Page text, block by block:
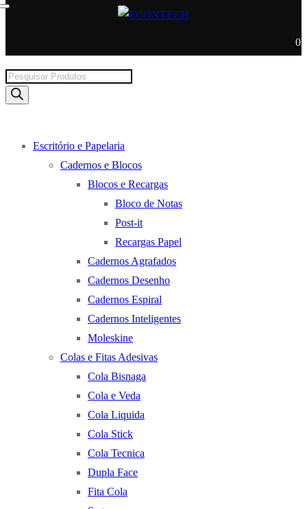
0
Products
search
Escritório e Papelaria
Cadernos e Blocos
Blocos e Recargas
Bloco de Notas
Post-it
Recargas Papel
Cadernos Agrafados
Cadernos Desenho
Cadernos Espiral
Cadernos Inteligentes
Moleskine
Colas e Fitas Adesivas
Cola Bisnaga
Cola e Veda
Cola Liquida
Cola Stick
Cola Tecnica
Dupla Face
Fita Cola